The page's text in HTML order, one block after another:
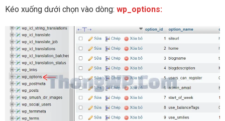
Kéo xuống dưới chọn vào dòng: wp_options: